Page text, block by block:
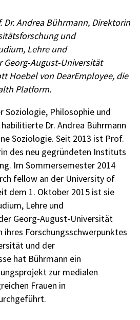
Dr. Andrea Bührmann, Direktorin
und
Lehre und
Georg-August-Universität
Hoebel von DearEmployee, die
Platform.
Soziologie, Philosophie und
Dr. Andrea Bührmann
Soziologie. Seit 2013 ist Prof.
des neu gegründeten Instituts
Im Sommersemester 2014
fellow an der University of
dem 1. Oktober 2015 ist sie
Lehre und
Georg-August-Universität
ihres Forschungsschwerpunktes
und der
hat Bührmann ein
zur medialen
Frauen in